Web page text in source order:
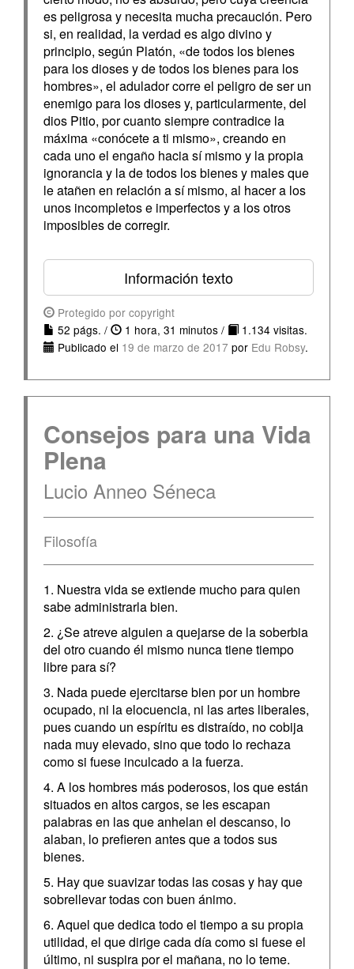
es peligrosa y necesita mucha precaución. Pero
si, en realidad, la verdad es algo divino y
principio, según Platón, «de todos los bienes
para los dioses y de todos los bienes para los
hombres», el adulador corre el peligro de ser un
enemigo para los dioses y, particularmente, del
dios Pitio, por cuanto siempre contradice la
máxima «conócete a ti mismo», creando en
cada uno el engaño hacia sí mismo y la propia
ignorancia y la de todos los bienes y males que
le atañen en relación a sí mismo, al hacer a los
unos incompletos e imperfectos y a los otros
imposibles de corregir.
Información texto
Protegido por copyright
52 págs. /
1 hora, 31 minutos /
1.134 visitas.
Publicado el 19 de marzo de 2017 por Edu Robsy.
Consejos para una Vida
Plena
Lucio Anneo Séneca
Filosofía
1. Nuestra vida se extiende mucho para quien
sabe administrarla bien.
2. ¿Se atreve alguien a quejarse de la soberbia
del otro cuando él mismo nunca tiene tiempo
libre para sí?
3. Nada puede ejercitarse bien por un hombre
ocupado, ni la elocuencia, ni las artes liberales,
pues cuando un espíritu es distraído, no cobija
nada muy elevado, sino que todo lo rechaza
como si fuese inculcado a la fuerza.
4. A los hombres más poderosos, los que están
situados en altos cargos, se les escapan
palabras en las que anhelan el descanso, lo
alaban, lo prefieren antes que a todos sus
bienes.
5. Hay que suavizar todas las cosas y hay que
sobrellevar todas con buen ánimo.
6. Aquel que dedica todo el tiempo a su propia
utilidad, el que dirige cada día como si fuese el
último, ni suspira por el mañana, no lo teme.